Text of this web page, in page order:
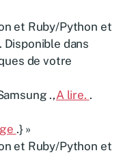
et Ruby/Python et
. Disponible dans
de votre
.,A lire. .
.} »
et Ruby/Python et